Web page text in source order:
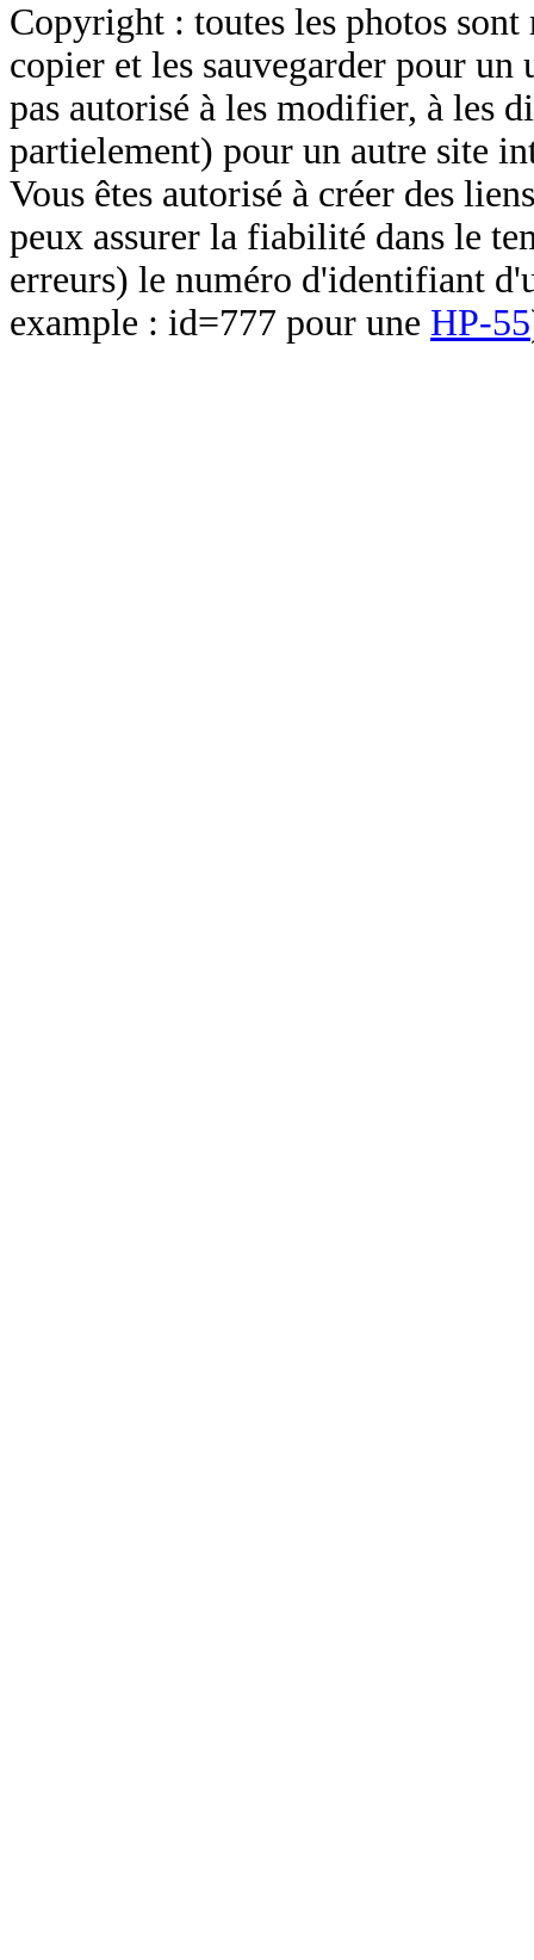
Copyright : toutes les photos sont
copier et les sauvegarder pour un
pas autorisé à les modifier, à les
partielement) pour un autre site
Vous êtes autorisé à créer des
peux assurer la fiabilité dans le
erreurs) le numéro d'identifiant
example : id=777 pour une HP-55